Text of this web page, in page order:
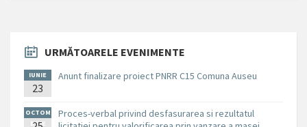
URMĂTOARELE EVENIMENTE
IUNIE
23
Anunt finalizare proiect PNRR C15 Comuna Auseu
OCTOM
BRIE
Proces-verbal privind desfasurarea si rezultatul